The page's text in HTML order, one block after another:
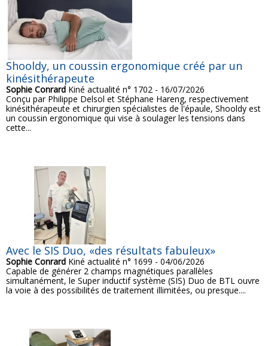
Shooldy, un coussin ergonomique créé par un
kinésithérapeute
Sophie Conrard Kiné actualité n° 1702 - 16/07/2026
Conçu par Philippe Delsol et Stéphane Hareng, respectivement
kinésithérapeute et chirurgien spécialistes de l'épaule, Shooldy est
un coussin ergonomique qui vise à soulager les tensions dans
cette...
Avec le SIS Duo, «des résultats fabuleux»
Sophie Conrard Kiné actualité n° 1699 - 04/06/2026
Capable de générer 2 champs magnétiques parallèles
simultanément, le Super inductif système (SIS) Duo de BTL ouvre
la voie à des possibilités de traitement illimitées, ou presque....